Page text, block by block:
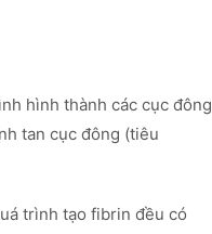
hình thành các cục đông
tan cục đông (tiêu
trình tạo fibrin đều có